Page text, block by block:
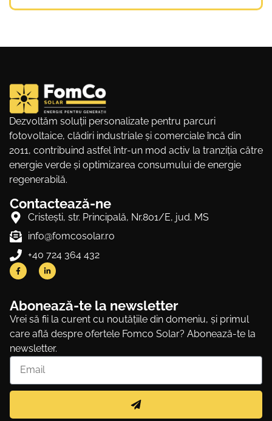
Dezvoltăm soluții personalizate pentru parcuri
fotovoltaice, clădiri industriale și comerciale încă din
2011, contribuind astfel într-un mod activ la tranziția către
energie verde și optimizarea consumului de energie
regenerabilă.
Contactează-ne
Cristeşti, str. Principală, Nr.801/E, jud. MS
info@fomcosolar.ro
+40 724 364 432
Abonează-te la newsletter
Vrei să fii la curent cu noutățiile din domeniu, și primul
care află despre ofertele Fomco Solar? Abonează-te la
newsletter.